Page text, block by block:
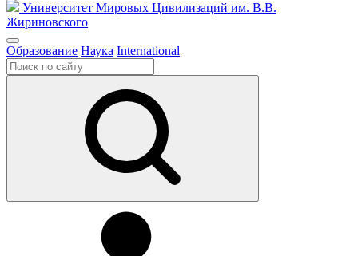
Университет Мировых Цивилизаций им. В.В.
Жириновского
Образование Наука International